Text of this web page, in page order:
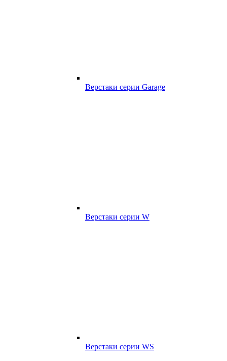
Верстаки серии Garage
Верстаки серии W
Верстаки серии WS